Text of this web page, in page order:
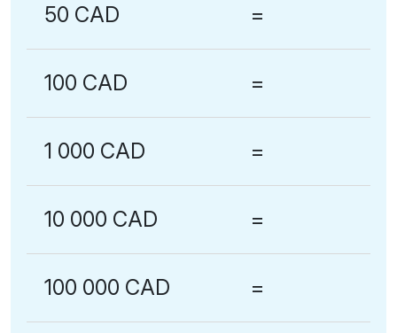
50 CAD =
100 CAD =
1 000 CAD =
10 000 CAD =
100 000 CAD =